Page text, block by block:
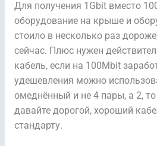
Для получения 1Gbit вместо
оборудование на крыше и
стоило в несколько раз
сейчас. Плюс нужен
кабель, если на 100Mbit
удешевления можно
омеднённый и не 4 пары, а 2, то
давайте дорогой, хороший
стандарту.